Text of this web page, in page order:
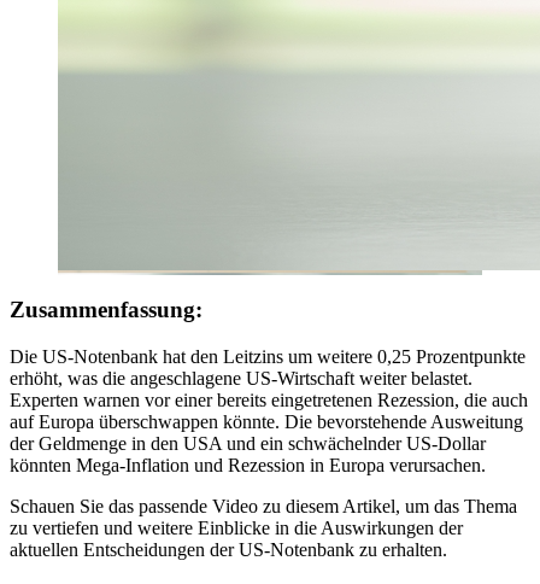
Zusammenfassung:
Die US-Notenbank hat den Leitzins um weitere 0,25 Prozentpunkte
erhöht, was die angeschlagene US-Wirtschaft weiter belastet.
Experten warnen vor einer bereits eingetretenen Rezession, die auch
auf Europa überschwappen könnte. Die bevorstehende Ausweitung
der Geldmenge in den USA und ein schwächelnder US-Dollar
könnten Mega-Inflation und Rezession in Europa verursachen.
Schauen Sie das passende Video zu diesem Artikel, um das Thema
zu vertiefen und weitere Einblicke in die Auswirkungen der
aktuellen Entscheidungen der US-Notenbank zu erhalten.